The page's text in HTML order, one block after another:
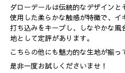
ダローデールは伝統的なデザインと
使用した柔らかな触感が特徴で、イ
打ち込みをキープし、しなやかな風
地として定評があります。
こちらの他にも魅力的な生地が揃っ
是非一度お試しくださいませ！